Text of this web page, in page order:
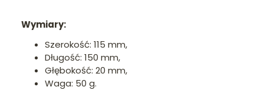
Wymiary:
Szerokość: 115 mm,
Długość: 150 mm,
Głębokość: 20 mm,
Waga: 50 g.